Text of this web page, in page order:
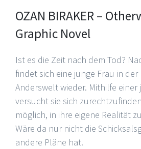
OZAN BIRAKER –
Graphic Novel
Ist es die Zeit nach dem Tod?
findet sich eine junge Frau in
Anderswelt wieder. Mithilfe einer
versucht sie sich
möglich, in ihre eigene Realität
Wäre da nur nicht die
andere Pläne hat.